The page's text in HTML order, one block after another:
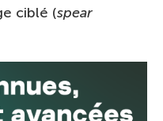
ciblé (spear